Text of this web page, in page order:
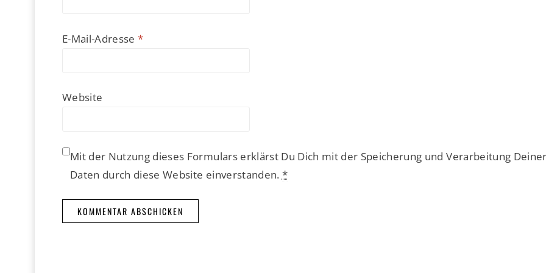
E-Mail-Adresse*
Website
Mit der Nutzung dieses Formulars erklärst Du Dich mit der Speicherung und Verarbeitung
Daten durch diese Website einverstanden. *